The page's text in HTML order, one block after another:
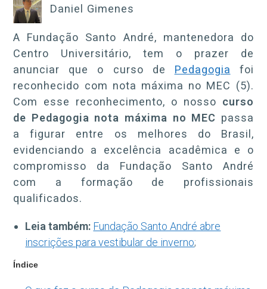
Daniel Gimenes
A Fundação Santo André, mantenedora do
Centro Universitário, tem o prazer de
anunciar que o curso de Pedagogia foi
reconhecido com nota máxima no MEC (5).
Com esse reconhecimento, o nosso curso
de Pedagogia nota máxima no MEC passa
a figurar entre os melhores do Brasil,
evidenciando a excelência acadêmica e o
compromisso da Fundação Santo André
com a formação de profissionais
qualificados.
Leia também: Fundação Santo André abre
inscrições para vestibular de inverno;
Índice